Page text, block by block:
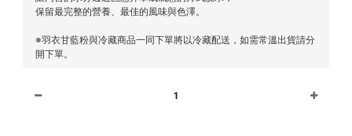
保留最完整的營養、最佳的風味與色澤。
※羽衣甘藍粉與冷藏商品一同下單將以冷藏配送，如需常溫出貨請分
開下單。
1